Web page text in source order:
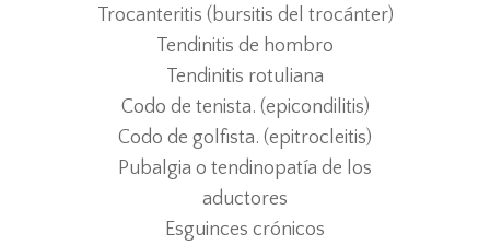
Trocanteritis (bursitis del trocánter)
Tendinitis de hombro
Tendinitis rotuliana
Codo de tenista. (epicondilitis)
Codo de golfista. (epitrocleitis)
Pubalgia o tendinopatía de los
aductores
Esguinces crónicos